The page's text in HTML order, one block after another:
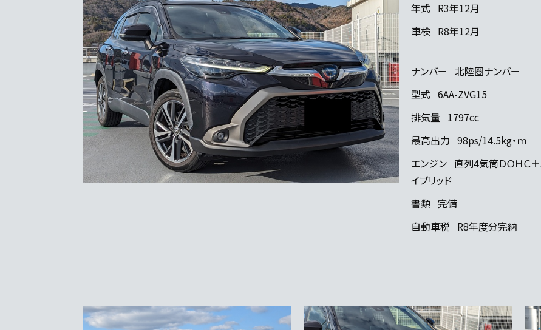
年式 R3年12月
車検 R8年12月
ナンバー 北陸圏ナンバー
型式 6AA-ZVG15
排気量 1797cc
最高出力 98ps/14.5kg・ｍ
エンジン 直列4気筒ＤＯＨＣ
イブリッド
書類 完備
自動車税 R8年度分完納